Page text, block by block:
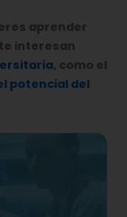
aprender
interesan
, como el
potencial del